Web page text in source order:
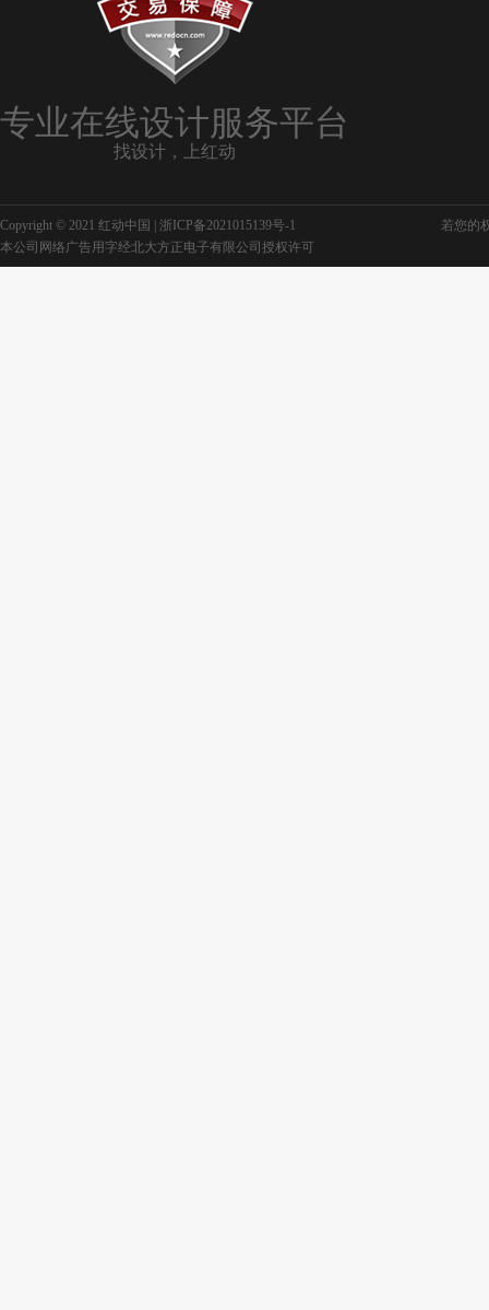
水墨效果名片
水墨元素名片
专业在线设计服务平台
找设计，上红动
Copyright © 2021 红动中国 | 浙ICP备2021015139号-1
若您的
本公司网络广告用字经北大方正电子有限公司授权许可